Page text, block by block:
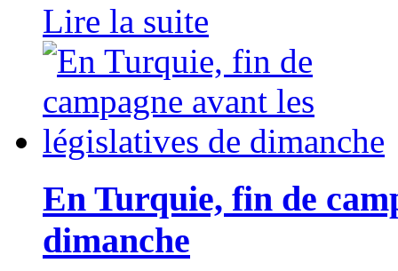
Lire la suite
En Turquie, fin de
dimanche